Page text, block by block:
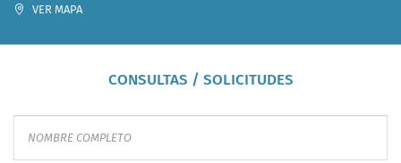
VER MAPA
CONSULTAS / SOLICITUDES